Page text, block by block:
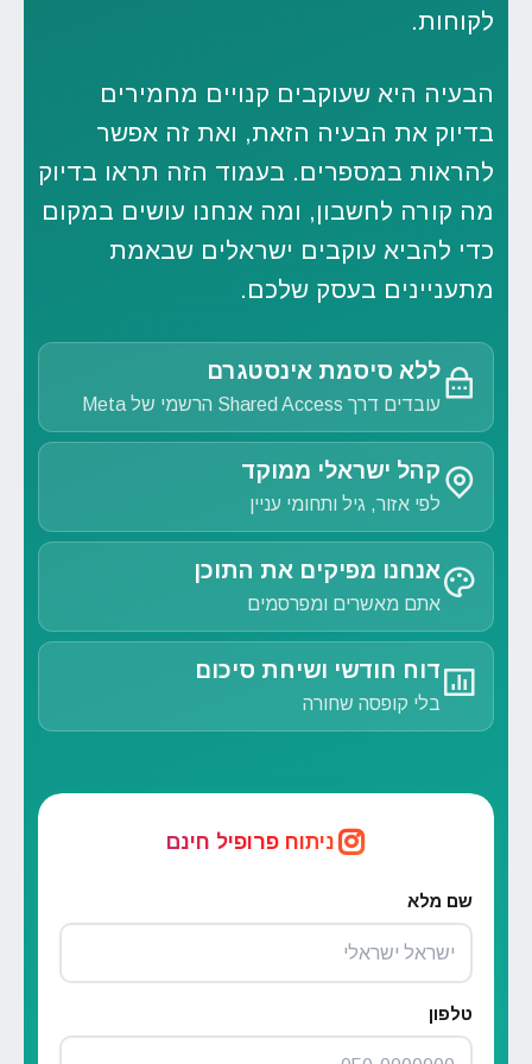
לקוחות.
הבעיה היא שעוקבים קנויים מחמירים
בדיוק את הבעיה הזאת, ואת זה אפשר
להראות במספרים. בעמוד הזה תראו בדיוק
מה קורה לחשבון, ומה אנחנו עושים במקום
כדי להביא עוקבים ישראלים שבאמת
מתעניינים בעסק שלכם.
ללא סיסמת אינסטגרם
עובדים דרך Shared Access הרשמי של Meta
קהל ישראלי ממוקד
לפי אזור, גיל ותחומי עניין
אנחנו מפיקים את התוכן
אתם מאשרים ומפרסמים
דוח חודשי ושיחת סיכום
בלי קופסה שחורה
ניתוח פרופיל חינם
שם מלא
טלפון